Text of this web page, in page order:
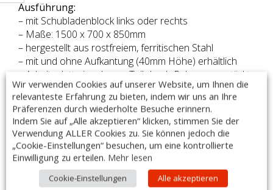
Ausführung:
– mit Schubladenblock links oder rechts
– Maße: 1500 x 700 x 850mm
– hergestellt aus rostfreiem, ferritischen Stahl
– mit und ohne Aufkantung (40mm Höhe) erhältlich
– Arbeitsplatte im oberen Teil durch Rahmen verstärkt
– Arbeitsfläche unterfüttert mit einer doppelt
laminierten Schallschutzplatte, Stärke: 18 mm
– höhenverstellbare Füße +25 mm bis -5 mm
– Schubladenhöhe 200 mm
– Schubladen mit Vollauszug, max. Tragkraft 25 kg
– Schubladenschienen mit Kugelführung
– doppelwandige Front mit durchgehender Griffleiste
– Montage und Demontage der Schubladen ohne
Wir verwenden Cookies auf unserer Website, um Ihnen die
relevanteste Erfahrung zu bieten, indem wir uns an Ihre
Präferenzen durch wiederholte Besuche erinnern.
Indem Sie auf „Alle akzeptieren“ klicken, stimmen Sie der
Verwendung ALLER Cookies zu. Sie können jedoch die
„Cookie-Einstellungen“ besuchen, um eine kontrollierte
Einwilligung zu erteilen. Mehr lesen
Cookie-Einstellungen Alle akzeptieren